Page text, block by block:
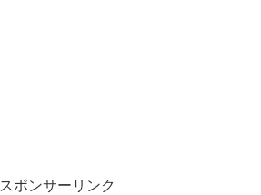
スポンサーリンク